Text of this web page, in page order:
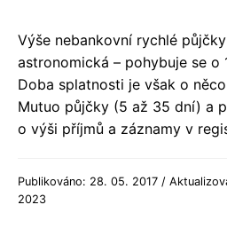
Výše nebankovní rychlé
astronomická – pohybuje se o
Doba splatnosti je však o
Mutuo půjčky (5 až 35 dní) a
o výši příjmů a záznamy v
Publikováno: 28. 05. 2017 /
2023